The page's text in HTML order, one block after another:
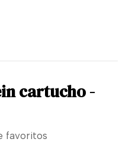
cartucho -
favoritos